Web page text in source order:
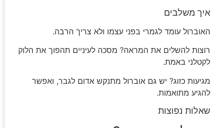
איך משלבים
האוברול עומד לגמרי בפני עצמו ולא צריך הרבה.
רוצות להשלים את המראה? מסכה לעיניים תהפוך את הלוק
לקטלני באמת.
מגיעות כזוג? יש גם אוברול מתנקש אדום לגבר, ואפשר
להגיע מתואמות.
שאלות נפוצות